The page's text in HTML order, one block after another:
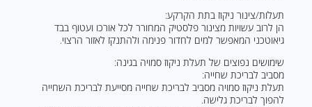
תעלות/צינור ניקוז בתת הקרקע:
הן לרוב עשויות מצינור פלסטיק המחורר לכל אורכו ועטוף בבד
גיאוטכני המאפשר למים לחדור פנימה ולהתנקז לאזור הרצוי.
שימושים נפוצים של תעלת ניקוז סמויה בגינה:
מסביב לבריכת שחייה:
תעלת ניקוז סמויה מסביב לבריכת שחייה מסייעת לבריכת השחייה
להפוך לבריכת גלישה.